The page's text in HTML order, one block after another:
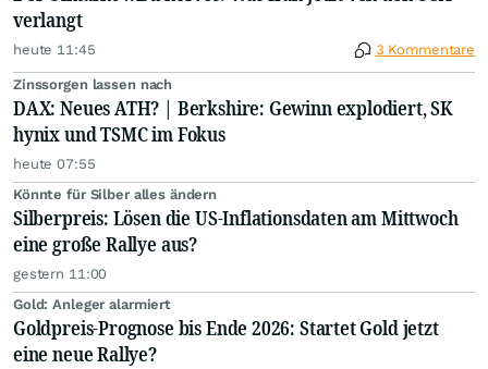
verlangt
heute 11:45 3 Kommentare
Zinssorgen lassen nach
DAX: Neues ATH? | Berkshire: Gewinn explodiert, SK
hynix und TSMC im Fokus
heute 07:55
Könnte für Silber alles ändern
Silberpreis: Lösen die US-Inflationsdaten am Mittwoch
eine große Rallye aus?
gestern 11:00
Gold: Anleger alarmiert
Goldpreis-Prognose bis Ende 2026: Startet Gold jetzt
eine neue Rallye?